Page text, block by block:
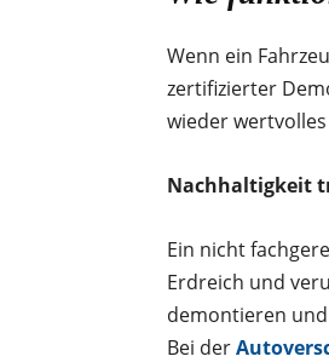
Wenn ein
zertifizierter
wieder
Nachhaltigkeit
Ein nicht
Erdreich und
demontieren
Bei der